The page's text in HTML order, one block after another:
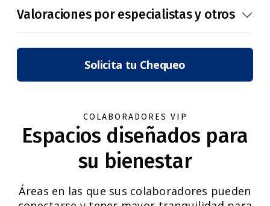
Valoraciones por especialistas y otros
Solicita tu Chequeo
COLABORADORES VIP
Espacios diseñados para
su bienestar
Áreas en las que sus colaboradores pueden